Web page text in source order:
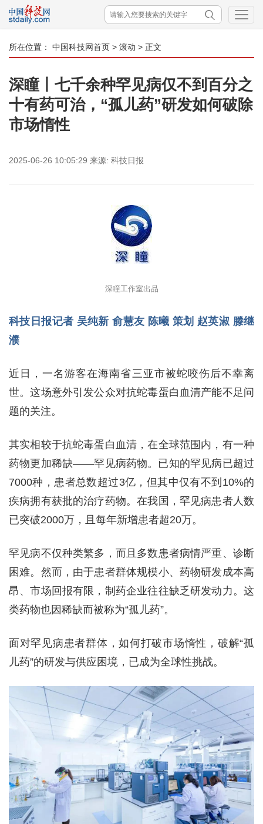
所在位置： 中国科技网首页 > 滚动 > 正文
深瞳丨七千余种罕见病仅不到百分之
十有药可治，“孤儿药”研发如何破除
市场惰性
2025-06-26 10:05:29 来源: 科技日报
深瞳工作室出品
科技日报记者 吴纯新 俞慧友 陈曦 策划 赵英淑 滕继
濮
近日，一名游客在海南省三亚市被蛇咬伤后不幸离
世。这场意外引发公众对抗蛇毒蛋白血清产能不足问
题的关注。
其实相较于抗蛇毒蛋白血清，在全球范围内，有一种
药物更加稀缺——罕见病药物。已知的罕见病已超过
7000种，患者总数超过3亿，但其中仅有不到10%的
疾病拥有获批的治疗药物。在我国，罕见病患者人数
已突破2000万，且每年新增患者超20万。
罕见病不仅种类繁多，而且多数患者病情严重、诊断
困难。然而，由于患者群体规模小、药物研发成本高
昂、市场回报有限，制药企业往往缺乏研发动力。这
类药物也因稀缺而被称为“孤儿药”。
面对罕见病患者群体，如何打破市场惰性，破解“孤
儿药”的研发与供应困境，已成为全球性挑战。